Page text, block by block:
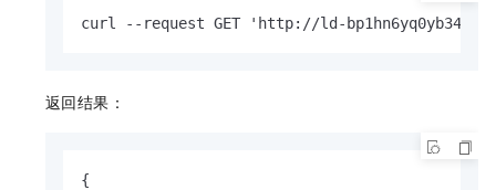
curl --request GET 'http://ld-
返回结果：
{